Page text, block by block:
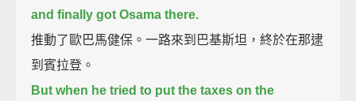
and finally got Osama there.
推動了歐巴馬健保。一路來到巴基斯坦，終於在那逮
到賓拉登。
But when he tried to put the taxes on the